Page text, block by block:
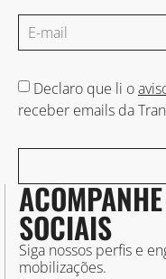
Declaro que li o
receber emails da
SOCIAIS
Siga nossos perfis e
mobilizações.